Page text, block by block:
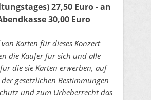
27,50 Euro - an
30,00 Euro
von Karten für dieses Konzert
die Käufer für sich und alle
die sie Karten erwerben, auf
gesetzlichen Bestimmungen
und zum Urheberrecht das